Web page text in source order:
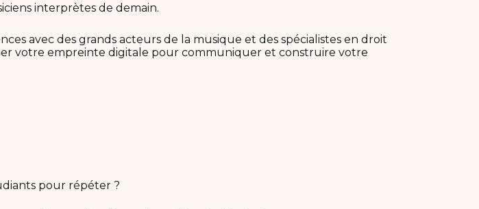
interprètes de demain.
avec des grands acteurs de la musique et des spécialistes en droit
votre empreinte digitale pour communiquer et construire votre
pour répéter ?